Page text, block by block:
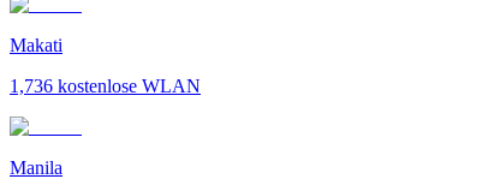
Makati
1,736 kostenlose WLAN
Manila